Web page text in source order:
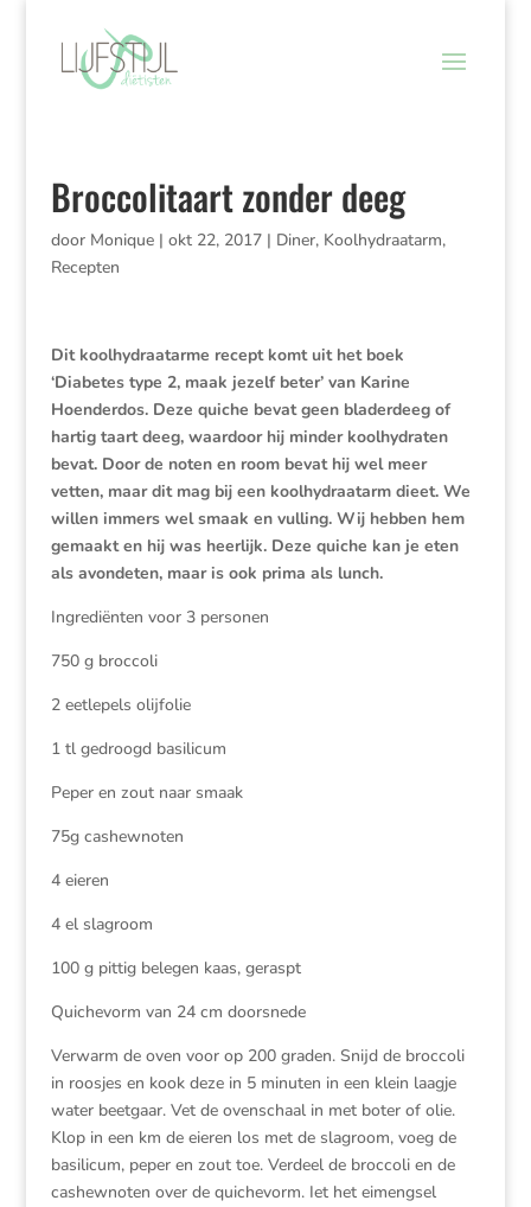
Broccolitaart zonder deeg
door Monique| okt 22, 2017| Diner, Koolhydraatarm,
Recepten
Dit koolhydraatarme recept komt uit het boek
‘Diabetes type 2, maak jezelf beter’ van Karine
Hoenderdos. Deze quiche bevat geen bladerdeeg of
hartig taart deeg, waardoor hij minder koolhydraten
bevat. Door de noten en room bevat hij wel meer
vetten, maar dit mag bij een koolhydraatarm dieet. We
willen immers wel smaak en vulling. Wij hebben hem
gemaakt en hij was heerlijk. Deze quiche kan je eten
als avondeten, maar is ook prima als lunch.
Ingrediënten voor 3 personen
750 g broccoli
2 eetlepels olijfolie
1 tl gedroogd basilicum
Peper en zout naar smaak
75g cashewnoten
4 eieren
4 el slagroom
100 g pittig belegen kaas, geraspt
Quichevorm van 24 cm doorsnede
Verwarm de oven voor op 200 graden. Snijd de broccoli
in roosjes en kook deze in 5 minuten in een klein laagje
water beetgaar. Vet de ovenschaal in met boter of olie.
Klop in een km de eieren los met de slagroom, voeg de
basilicum, peper en zout toe. Verdeel de broccoli en de
cashewnoten over de quichevorm. Iet het eimengsel